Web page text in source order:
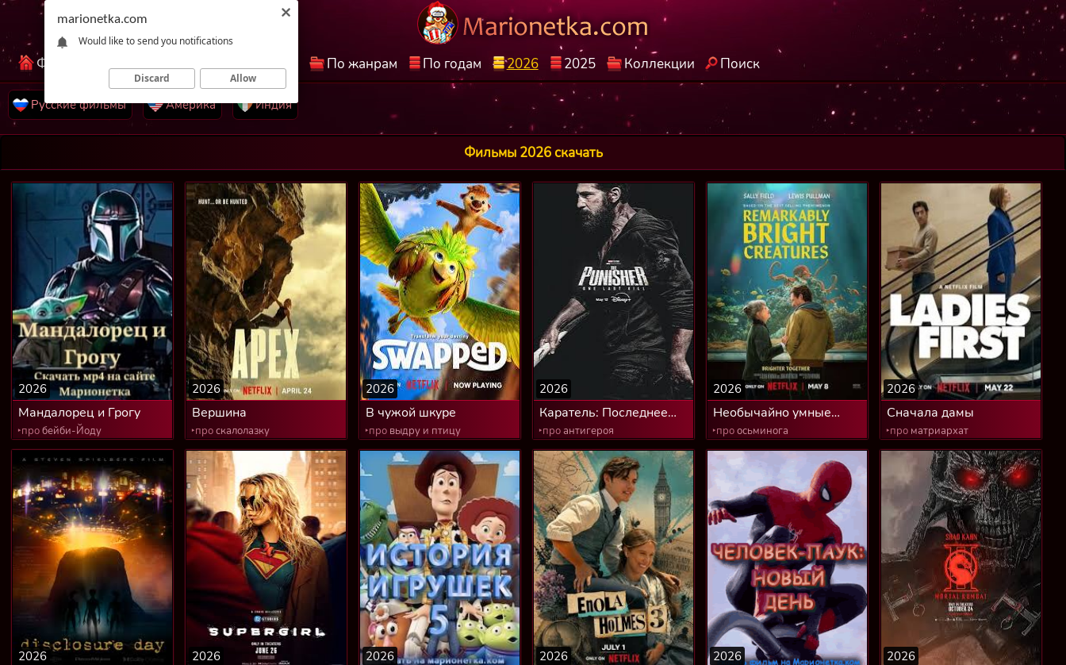
Фильмы КиноНетка Лучшие фильмы По жанрам По годам 2026 2025 Коллекции Поиск
Русские фильмы Америка Индия
Фильмы 2026 скачать
Мандалорец и Грогу
2026
‣пробейби-Йоду
Вершина
2026
‣проскалолазку
В чужой шкуре
2026
‣про выдру и птицу
Каратель: Последнее
убийство
2026
‣про антигероя
Необычайно умные
создания
2026
‣проосьминога
Сначала дамы
2026
‣про матриархат
2026 2026 2026 2026 2026 2026
marionetka.com
Would like to send you notifications
Discard Allow